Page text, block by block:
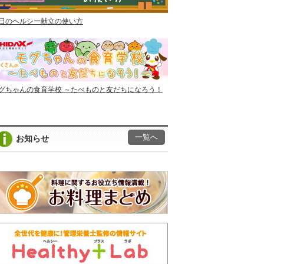
のヘルシー献立の使い方
ちゃんの食育学校 ～たべものと友だちになろう！
お知らせ 一覧へ